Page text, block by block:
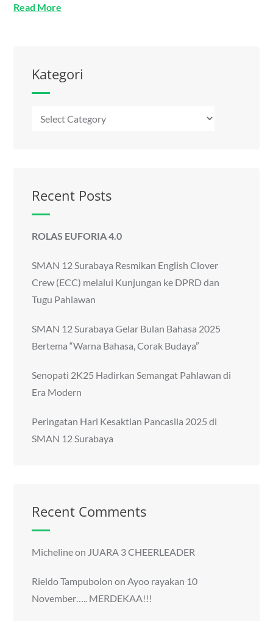
Read More
Kategori
Kategori
Recent Posts
ROLAS EUFORIA 4.0
SMAN 12 Surabaya Resmikan English Clover
Crew (ECC) melalui Kunjungan ke DPRD dan
Tugu Pahlawan
SMAN 12 Surabaya Gelar Bulan Bahasa 2025
Bertema “Warna Bahasa, Corak Budaya”
Senopati 2K25 Hadirkan Semangat Pahlawan di
Era Modern
Peringatan Hari Kesaktian Pancasila 2025 di
SMAN 12 Surabaya
Recent Comments
Michelineon JUARA 3 CHEERLEADER
Rieldo Tampubolon onAyoo rayakan 10
November….. MERDEKAA!!!